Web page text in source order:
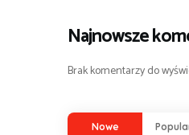
Najnowsze
Brak komentarzy do
Nowe